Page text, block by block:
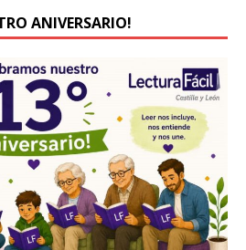
ANIVERSARIO!